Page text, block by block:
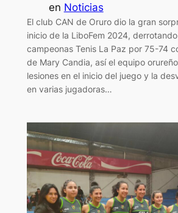
en Noticias
El club CAN de Oruro dio la gran
inicio de la LiboFem 2024,
campeonas Tenis La Paz por 75-74
de Mary Candia, así el equipo
lesiones en el inicio del juego y la
en varias jugadoras…